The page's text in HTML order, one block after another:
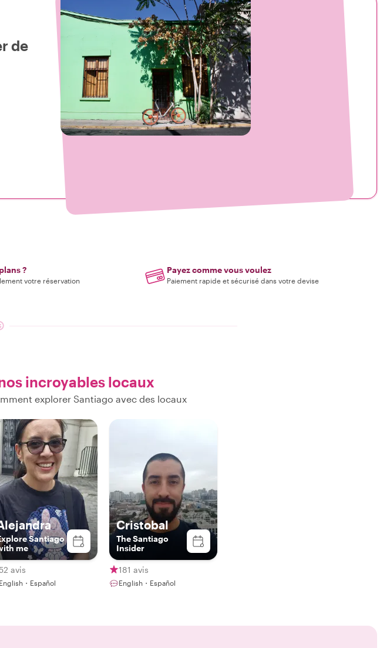
de
?
votre réservation
Payez comme vous voulez
Paiement rapide et sécurisé dans votre devise
incroyables locaux
explorer Santiago avec des locaux
Santiago
me
avis
English・Español
Cristobal
The Santiago
Insider
181 avis
English・Español